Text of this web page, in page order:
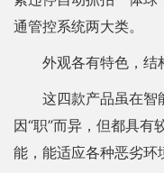
通管控系统两大类。
外观各有特色，结
这四款产品虽在智
因“职”而异，但都具有
能，能适应各种恶劣环